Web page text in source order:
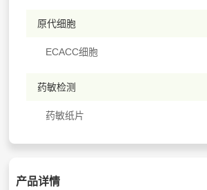
原代细胞
ECACC细胞
药敏检测
药敏纸片
产品详情